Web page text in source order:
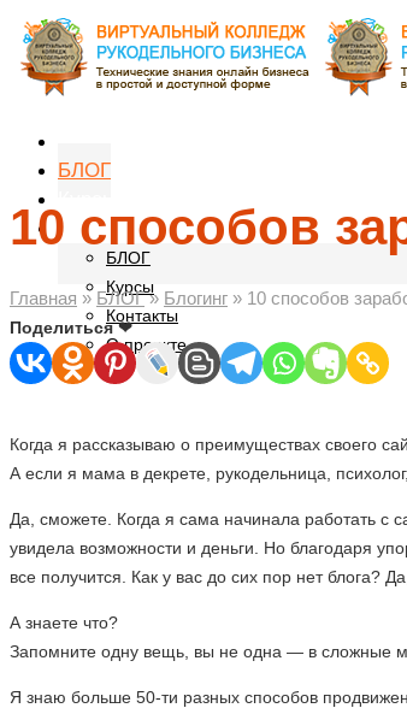
БЛОГ
Навигатор
БЛОГ
Курсы
Контакты
О проекте
10 способов
Главная » БЛОГ » Блогинг » 10 способов
Поделиться ❤
Когда я рассказываю о преимуществах своего
А если я мама в декрете, рукодельница,
Да, сможете. Когда я сама начинала работать с
увидела возможности и деньги. Но благодаря
все получится. Как у вас до сих пор нет блога?
А знаете что?
Запомните одну вещь, вы не одна — в сложные
Я знаю больше 50-ти разных способов